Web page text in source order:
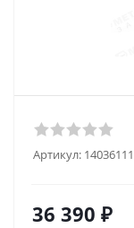
Артикул: 14036111
36 390 ₽